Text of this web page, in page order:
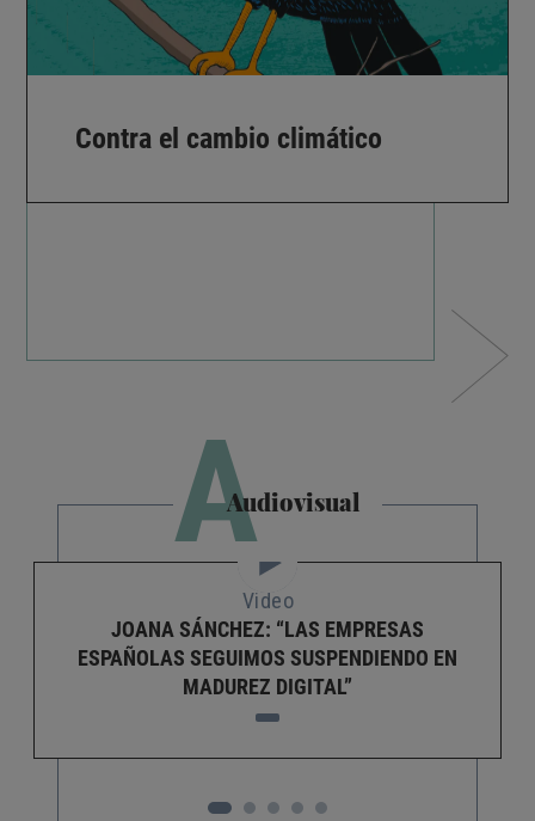
Contra el cambio climático
AAudiovisual
Video
JOANA SÁNCHEZ: “LAS EMPRESAS
ESPAÑOLAS SEGUIMOS SUSPENDIENDO EN
MADUREZ DIGITAL”